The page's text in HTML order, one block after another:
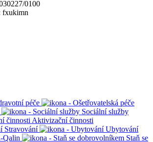
0100
fxukimn
péče
Sociální služby
Aktivizační činnosti
Stravování
Ubytování
Qalin
Staň se